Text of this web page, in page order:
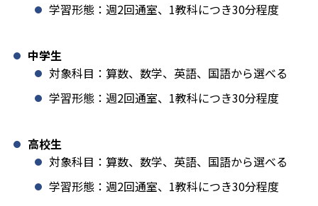
学習形態：週2回通室、1教科につき30分程度
中学生
対象科目：算数、数学、英語、国語から選べる
学習形態：週2回通室、1教科につき30分程度
高校生
対象科目：算数、数学、英語、国語から選べる
学習形態：週2回通室、1教科につき30分程度